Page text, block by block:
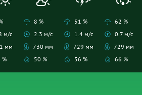
м/с
мм
%
8 %
2.3 м/с
730 мм
50 %
51 %
1.4 м/с
729 мм
56 %
62 %
0.7 м/с
729 мм
66 %